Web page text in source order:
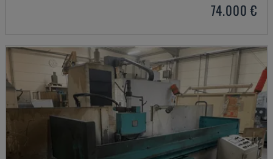
74.000 €